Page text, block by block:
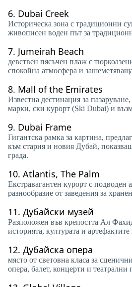
6. Dubai Creek
Историческа зона с традиционни
живописен воден път за
7. Jumeirah Beach
девствен пясъчен плаж с
спокойна атмосфера и
8. Mall of the Emirates
Известна дестинация за
марки, ски курорт (Ski Dubai) и
9. Dubai Frame
Гигантска рамка за картина,
към стария и новия Дубай,
града.
10. Atlantis, The Palm
Екстравагантен курорт с подводен
разнообразие от заведения за
11. Дубайски музей
Разположен във крепостта Ал
историята, културата и артефактите
12. Дубайска опера
място от световна класа за
опера, балет, концерти и театрални